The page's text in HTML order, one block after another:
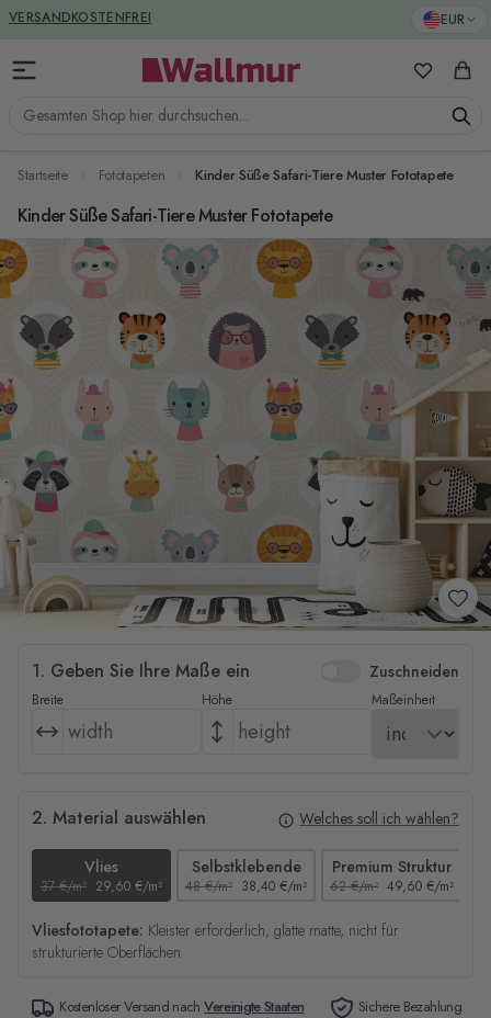
Zum Inhalt springen EUR
Gesamten Shop hier durchsuchen...
Meine
VERSANDKOSTENFREI
GREENGUARD ZERTIFIZIERT
Startseite Fototapeten Kinder Süße Safari-Tiere Muster Fototapete
Kinder Süße Safari-Tiere Muster Fototapete
1. Geben Sie Ihre Maße ein Zuschneiden
Breite Höhe Maßeinheit
2. Material auswählen Welches soll ich wählen?
Vlies
37 €/m² 29,60 €/m²
Selbstklebende
48 €/m² 38,40 €/m²
Premium Struktur
62 €/m² 49,60 €/m²
Vliesfototapete: Kleister erforderlich, glatte matte, nicht für
strukturierte Oberflächen
Kostenloser Versand nachVereinigte Staaten Sichere Bezahlung